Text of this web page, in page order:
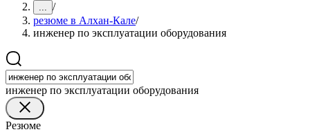
... /
резюме в Алхан-Кале/
инженер по эксплуатации оборудования
инженер по эксплуатации оборудования
Резюме